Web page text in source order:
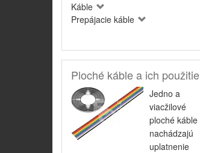
Káble
Prepájacie káble
Ploché káble a ich použitie
Jedno a
viacžilové
ploché káble
nachádzajú
uplatnenie